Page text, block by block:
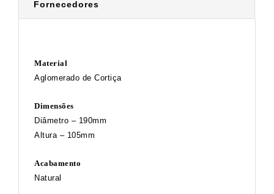
Fornecedores
Material
Aglomerado de Cortiça
Dimensões
Diâmetro – 190mm
Altura – 105mm
Acabamento
Natural